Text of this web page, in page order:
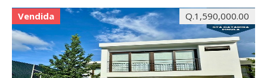
Vendida Q.1,590,000.00